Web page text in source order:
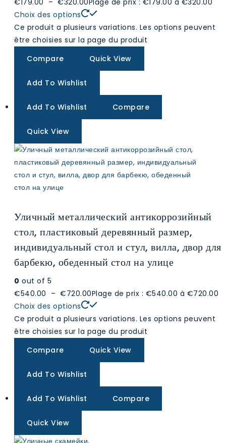
€179.00 – €320.00Plage de prix : €179.00 à €320.00
Choix des options
Ce produit a plusieurs variations. Les options peuvent
être choisies sur la page du produit
Compare
Quick View
Add To Wishlist
Add To Wishlist Compare
Quick View
Уличный металлический антикоррозийный
стол, пластиковый деревянный размер,
индивидуальный стол и стул, вилла, двор для
барбекю, обеденный стол на улице
0 out of 5
€540.00 – €720.00Plage de prix : €540.00 à €720.00
Choix des options
Ce produit a plusieurs variations. Les options peuvent
être choisies sur la page du produit
Compare
Quick View
Add To Wishlist
Add To Wishlist Compare
Quick View